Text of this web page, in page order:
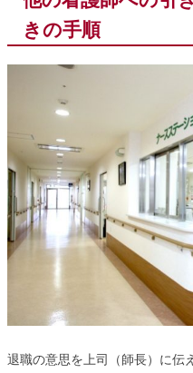
きの手順
退職の意思を上司（師長）に伝